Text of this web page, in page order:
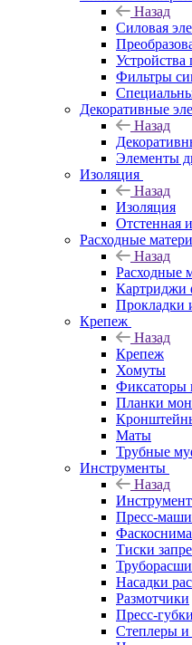
Назад
Силовая
Устройства
Фильтры
Декоративные
Назад
Элементы
Изоляция
Назад
Изоляция
Отстенная
Расходные
Назад
Расходные
Картриджи
Прокладки
Крепеж
Назад
Крепеж
Хомуты
Фиксаторы
Планки
Маты
Трубные
Инструменты
Назад
Пресс-
Тиски
Насадки
Размотчики
Пресс-губки
Степлеры и